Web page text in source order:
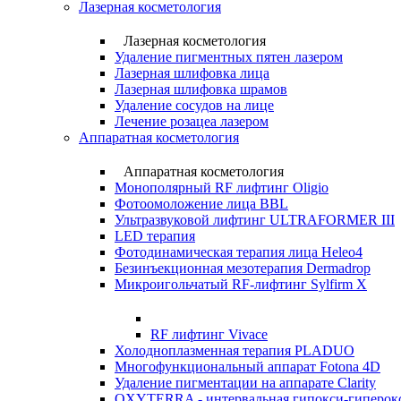
Лазерная косметология
Лазерная косметология
Удаление пигментных пятен лазером
Лазерная шлифовка лица
Лазерная шлифовка шрамов
Удаление сосудов на лице
Лечение розацеа лазером
Аппаратная косметология
Аппаратная косметология
Монополярный RF лифтинг Oligio
Фотоомоложение лица BBL
Ультразвуковой лифтинг ULTRAFORMER III
LED терапия
Фотодинамическая терапия лица Heleo4
Безинъекционная мезотерапия Dermadrop
Микроигольчатый RF-лифтинг Sylfirm X
RF лифтинг Vivace
Холодноплазменная терапия PLADUO
Многофункциональный аппарат Fotona 4D
Удаление пигментации на аппарате Clarity